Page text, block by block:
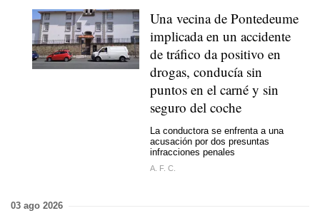
Una vecina de Pontedeume
implicada en un accidente
de tráfico da positivo en
drogas, conducía sin
puntos en el carné y sin
seguro del coche
La conductora se enfrenta a una
acusación por dos presuntas
infracciones penales
A. F. C.
03 ago 2026